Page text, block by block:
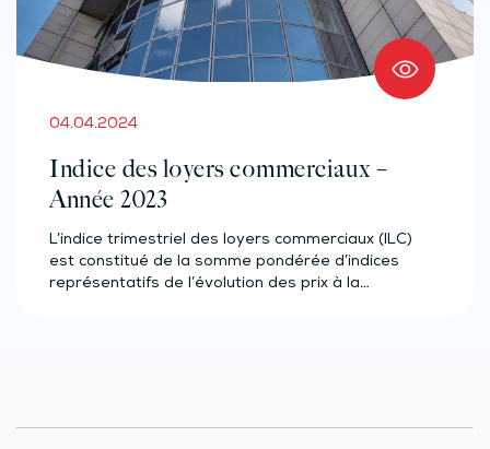
04.04.2024
Indice des loyers commerciaux –
Année 2023
L’indice trimestriel des loyers commerciaux (ILC)
est constitué de la somme pondérée d’indices
représentatifs de l’évolution des prix à la…